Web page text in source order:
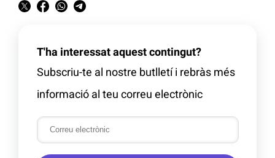
T'ha interessat aquest contingut?
Subscriu-te al nostre butlletí i rebràs més
informació al teu correu electrònic